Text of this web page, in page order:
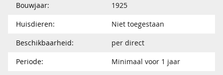
Bouwjaar:
1925
Huisdieren:
Niet toegestaan
Beschikbaarheid:
per direct
Periode:
Minimaal voor 1 jaar